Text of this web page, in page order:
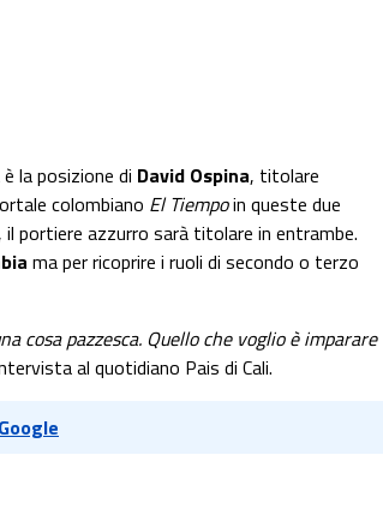
la posizione di David Ospina, titolare
colombiano El Tiempoin queste due
il portiere azzurro sarà titolare in entrambe.
ma per ricoprire i ruoli di secondo o terzo
cosa pazzesca. Quello che voglio è imparare
al quotidiano Pais di Cali.
Google